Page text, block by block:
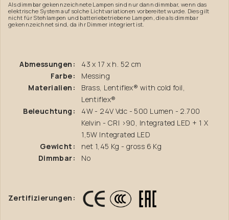
Als dimmbar gekennzeichnete Lampen sind nur dann dimmbar, wenn das
elektrische System auf solche Lichtvariationen vorbereitet wurde. Dies gilt
nicht für Stehlampen und batteriebetriebene Lampen, die als dimmbar
gekennzeichnet sind, da ihr Dimmer integriert ist.
Abmessungen:
43 x 17 x h. 52 cm
Farbe:
Messing
Materialien:
Brass, Lentiflex® with cold foil,
Lentiflex®
Beleuchtung:
4W - 24V Vdc - 500 Lumen - 2.700
Kelvin - CRI >90, Integrated LED + 1 X
1,5W Integrated LED
Gewicht:
net 1,45 Kg - gross 6 Kg
Dimmbar:
No
Zertifizierungen: